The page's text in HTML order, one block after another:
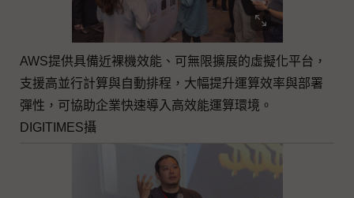
AWS提供具備近裸機效能、可無限擴展的虛擬化平台，
支援高並行計算與自動排程，大幅提升運算效率與部署
彈性，可協助企業快速導入高效能運算環境。
DIGITIMES攝